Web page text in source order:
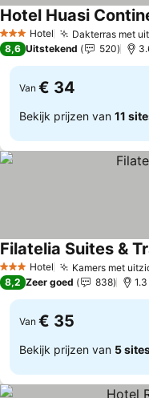
3 SterrenHotel Dakterras met
Hotel Huasi
8,6 Uitstekend 520
Van € 34
Bekijk prijzen van 11
3 SterrenHotel Kamers met
Filatelia Suites &
8,2 Zeer goed 838
Van € 35
Bekijk prijzen van 5